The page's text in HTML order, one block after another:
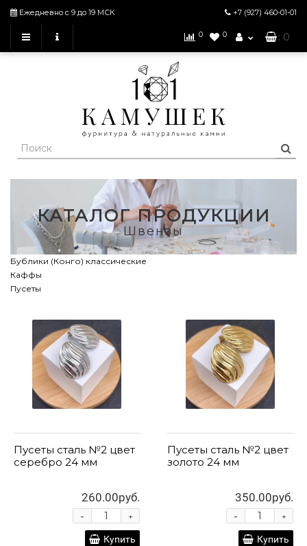
Ежедневно с 9 до 19 МСК +7 (927) 460-01-01
0 0 : 0
КАТАЛОГ ПРОДУКЦИИ
Швензы
Бублики (Конго) классические
Каффы
Пусеты
Пусеты сталь №2 цвет
серебро 24 мм
260.00руб.
+
-
Купить
Пусеты сталь №2 цвет
золото 24 мм
350.00руб.
+
-
Купить